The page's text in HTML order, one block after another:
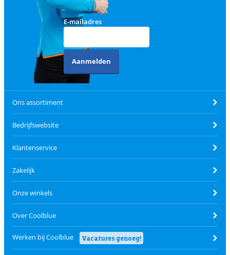
E-mailadres
Aanmelden
Ons assortiment
Bedrijfswebsite
Klantenservice
Zakelijk
Onze winkels
Over Coolblue
Werken bij Coolblue Vacatures genoeg!